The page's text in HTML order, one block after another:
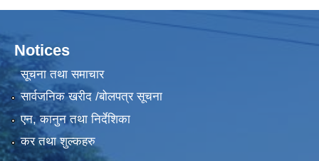
Notices
सूचना तथा समाचार
सार्वजनिक खरीद /बोलपत्र सूचना
एन, कानुन तथा निर्देशिका
कर तथा शुल्कहरु